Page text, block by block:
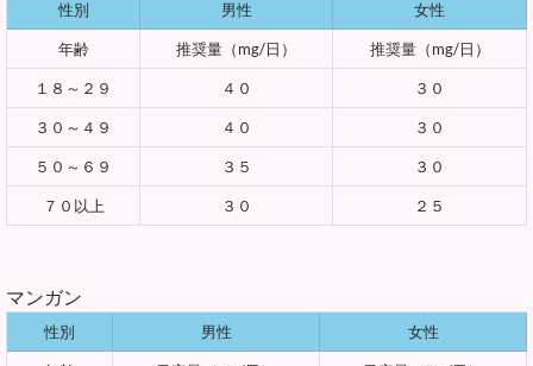
性別 男性 女性
年齢 推奨量（mg/日） 推奨量（mg/日）
１８～２９ ４０ ３０
３０～４９ ４０ ３０
５０～６９ ３５ ３０
７０以上 ３０ ２５
マンガン
性別 男性 女性